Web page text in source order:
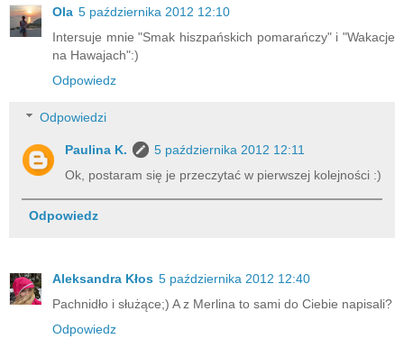
Ola 5 października 2012 12:10
Intersuje mnie "Smak hiszpańskich pomarańczy" i "Wakacje
na Hawajach":)
Odpowiedz
Odpowiedzi
Paulina K.
5 października 2012 12:11
Ok, postaram się je przeczytać w pierwszej kolejności :)
Odpowiedz
Aleksandra Kłos 5 października 2012 12:40
Pachnidło i służące;) A z Merlina to sami do Ciebie napisali?
Odpowiedz